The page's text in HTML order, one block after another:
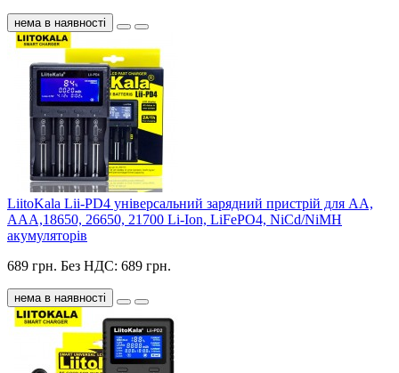
нема в наявності
LiitoKala Lii-PD4 універсальний зарядний пристрій для АА,
ААА,18650, 26650, 21700 Li-Ion, LiFePO4, NiCd/NiMH
акумуляторів
689 грн. Без НДС: 689 грн.
нема в наявності